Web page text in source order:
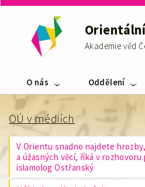
Akademie věd
O nás Oddělení
OÚ v médiích
V Orientu snadno najdete
a úžasných věcí, říká v
islamolog Ostřanský